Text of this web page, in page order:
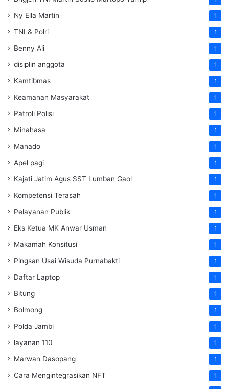
Ny Ella Martin 1
TNI & Polri 1
Benny Ali 1
disiplin anggota 1
Kamtibmas 1
Keamanan Masyarakat 1
Patroli Polisi 1
Minahasa 1
Manado 1
Apel pagi 1
Kajati Jatim Agus SST Lumban Gaol 1
Kompetensi Terasah 1
Pelayanan Publik 1
Eks Ketua MK Anwar Usman 1
Makamah Konsitusi 1
Pingsan Usai Wisuda Purnabakti 1
Daftar Laptop 1
Bitung 1
Bolmong 1
Polda Jambi 1
layanan 110 1
Marwan Dasopang 1
Cara Mengintegrasikan NFT 1